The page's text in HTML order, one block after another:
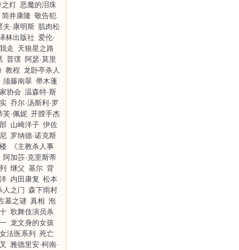
之灯 恶魔的泪珠
简井康隆 敬告犯
夫·康明斯 肌肉松
林出版社 爱伦·
走 天狼星之路
普璞 阿瑟·莫里
教程 龙卧亭杀人
须藤南翠 帚木蓬
协会 温森特·斯
乔尔·汤斯利·罗
芙·佩妮 开膛手杰
山崎洋子 伊佐
罗纳德·诺克斯
《主教杀人事
阿加莎·克里斯蒂
继父 基尔 背
内田康复 松本
人之门 森下雨村
墓之谜 真相 泡
歌舞伎演员杀
龙文身的女孩
法医系列
死亡
雅德里安·柯南·